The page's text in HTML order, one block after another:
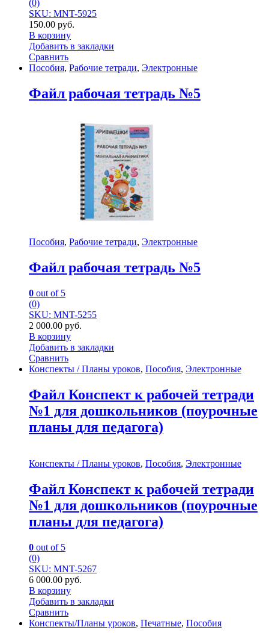
(0)
SKU: MNT-5925
150.00 руб.
В корзину
Добавить в закладки
Сравнить
Пособия, Рабочие тетради, Электронные
Файл рабочая тетрадь №5
Пособия, Рабочие тетради, Электронные
Файл рабочая тетрадь №5
0 out of 5
(0)
SKU: MNT-5255
2 000.00 руб.
В корзину
Добавить в закладки
Сравнить
Конспекты / Планы уроков, Пособия, Электронные
Файл Конспект к рабочей тетради
№1 для дошкольников (поурочные
планы для педагога)
Конспекты / Планы уроков, Пособия, Электронные
Файл Конспект к рабочей тетради
№1 для дошкольников (поурочные
планы для педагога)
0 out of 5
(0)
SKU: MNT-5267
6 000.00 руб.
В корзину
Добавить в закладки
Сравнить
Конспекты/Планы уроков, Печатные, Пособия